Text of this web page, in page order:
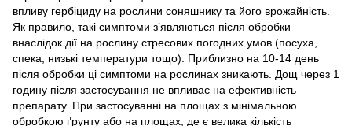
впливу гербіциду на рослини соняшнику та його врожайність.
Як правило, такі симптоми з’являються після обробки
внаслідок дії на рослину стресових погодних умов (посуха,
спека, низькі температури тощо). Приблизно на 10-14 день
після обробки ці симптоми на рослинах зникають. Дощ через 1
годину після застосування не впливає на ефективність
препарату. При застосуванні на площах з мінімальною
обробкою ґрунту або на площах, де є велика кількість